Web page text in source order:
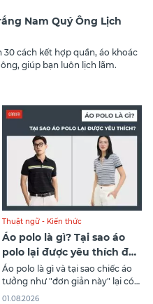
Nam Quý Ông Lịch
cách kết hợp quần, áo khoác
giúp bạn luôn lịch lãm.
Thuật ngữ - Kiến thức
Áo polo là gì? Tại sao áo
polo lại được yêu thích đến
vậy?
Áo polo là gì và tại sao chiếc áo
tưởng như "đơn giản này" lại có
sức hút mạnh mẽ đến vậy?
01.08.2026